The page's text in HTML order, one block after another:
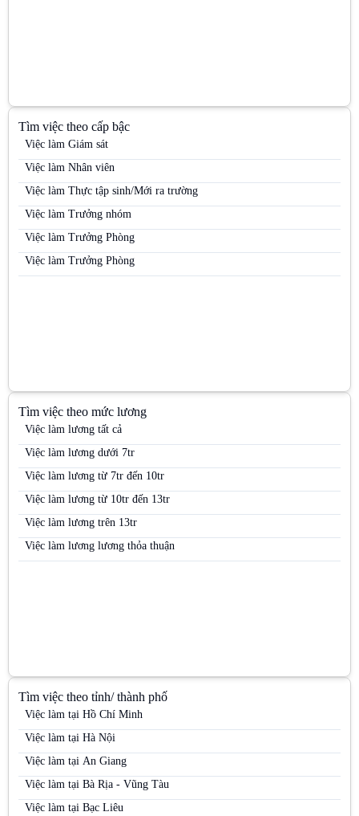
Việc làm Nhân viên tiếp thị
Việc làm Nhân viên trưng bày
Việc làm Nhân viên Trưng bày
Việc làm Nhân viên tư vấn bán hàng / Tư vấn viên
Việc làm Nhân viên tư vấn bán hàng ngành Dược / OTC / ETC
Việc làm Nhân viên văn phòng
Việc làm PG
Việc làm PG / PB Bán hàng
Việc làm Trưng bày
Việc làm Trưởng nhóm kinh doanh (Sales Team Leader)
Việc làm Trưởng nhóm PG
Việc làm Việc làm kho vận
Việc làm Việc làm sinh viên
Việc làm Việc làm thời vụ
Việc làm Việc làm văn phòng
Tìm việc theo cấp bậc
Việc làm Giám sát
Việc làm Nhân viên
Việc làm Thực tập sinh/Mới ra trường
Việc làm Trưởng nhóm
Việc làm Trưởng Phòng
Việc làm Trưởng Phòng
Tìm việc theo mức lương
Việc làm lương tất cả
Việc làm lương dưới 7tr
Việc làm lương từ 7tr đến 10tr
Việc làm lương từ 10tr đến 13tr
Việc làm lương trên 13tr
Việc làm lương lương thỏa thuận
Tìm việc theo tỉnh/ thành phố
Việc làm tại Hồ Chí Minh
Việc làm tại Hà Nội
Việc làm tại An Giang
Việc làm tại Bà Rịa - Vũng Tàu
Việc làm tại Bạc Liêu